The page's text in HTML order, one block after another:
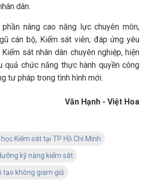
dân.
nâng cao năng lực chuyên môn,
cán bộ, Kiểm sát viên; đáp ứng yêu
sát nhân dân chuyên nghiệp, hiện
quả chức năng thực hành quyền công
tư pháp trong tình hình mới.
Văn Hạnh - Việt Hoa
Kiểm sát tại TP Hồ Chí Minh
kỹ năng kiểm sát
tạo không giam giữ